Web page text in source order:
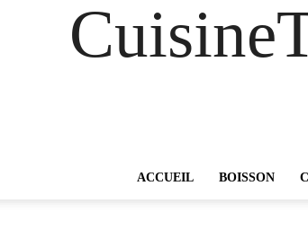
ACCUEIL BOISSON